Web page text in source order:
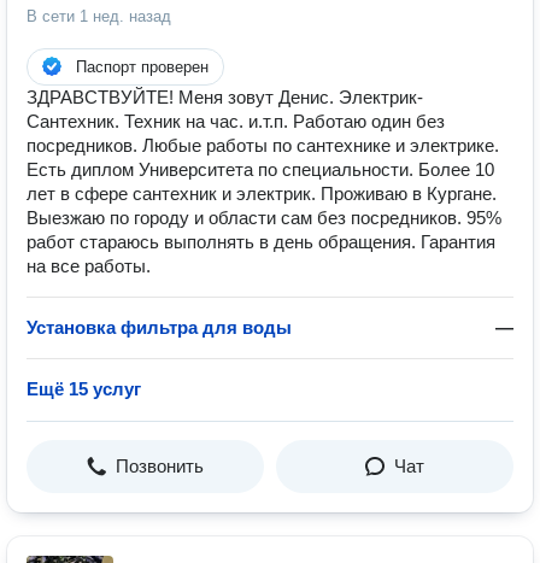
В сети 1 нед. назад
Паспорт проверен
ЗДРАВСТВУЙТЕ! Меня зовут Денис. Электрик-
Сантехник. Техник на час. и.т.п. Работаю один без
посредников. Любые работы по сантехнике и электрике.
Есть диплом Университета по специальности. Более 10
лет в сфере сантехник и электрик. Проживаю в Кургане.
Выезжаю по городу и области сам без посредников. 95%
работ стараюсь выполнять в день обращения. Гарантия
на все работы.
Установка фильтра для воды —
Ещё 15 услуг
Позвонить Чат